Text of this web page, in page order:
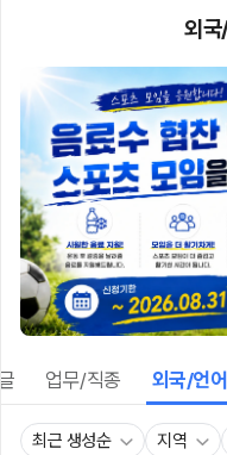
본
문
외국
업무/직종 외국/언어
최근 생성순 지역